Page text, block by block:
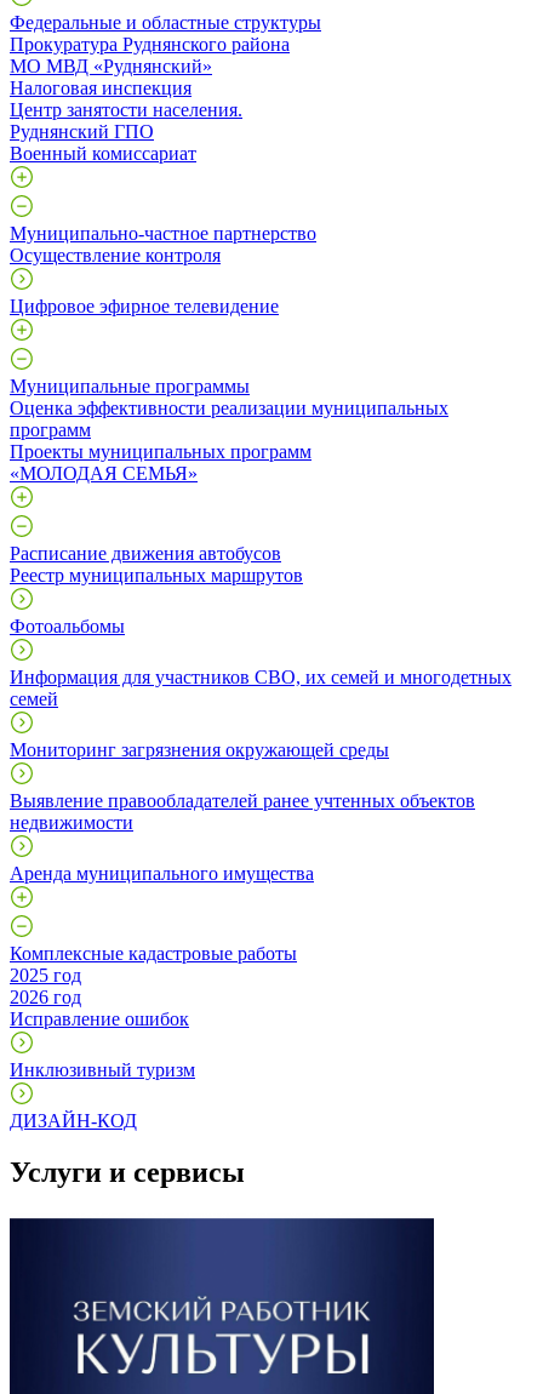
Федеральные и областные структуры
Прокуратура Руднянского района
МО МВД «Руднянский»
Налоговая инспекция
Центр занятости населения.
Руднянский ГПО
Военный комиссариат
Муниципально-частное партнерство
Осуществление контроля
Цифровое эфирное телевидение
Муниципальные программы
Оценка эффективности реализации муниципальных
программ
Проекты муниципальных программ
«МОЛОДАЯ СЕМЬЯ»
Расписание движения автобусов
Реестр муниципальных маршрутов
Фотоальбомы
Информация для участников СВО, их семей и многодетных
семей
Мониторинг загрязнения окружающей среды
Выявление правообладателей ранее учтенных объектов
недвижимости
Аренда муниципального имущества
Комплексные кадастровые работы
2025 год
2026 год
Исправление ошибок
Инклюзивный туризм
ДИЗАЙН-КОД
Услуги и сервисы